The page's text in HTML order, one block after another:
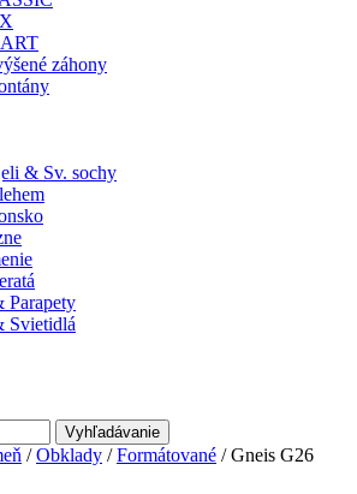
záhony
& Sv. sochy
Parapety
Svietidlá
Vyhľadávanie
/Obklady /Formátované / Gneis G26